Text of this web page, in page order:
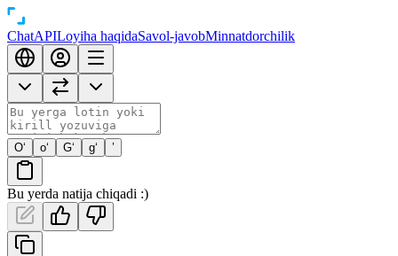
ChatAPILoyiha haqidaSavol-javobMinnatdorchilik
O‘ o‘ G‘ g‘ ’
Bu yerda natija chiqadi :)